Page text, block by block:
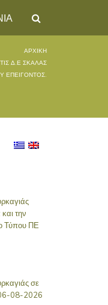
ΑΡΧΙΚΉ
Δ.Ε ΣΚΆΛΑΣ
ΕΠΕΊΓΟΝΤΟΣ.
την
Τύπου ΠΕ
σε
06-08-2026